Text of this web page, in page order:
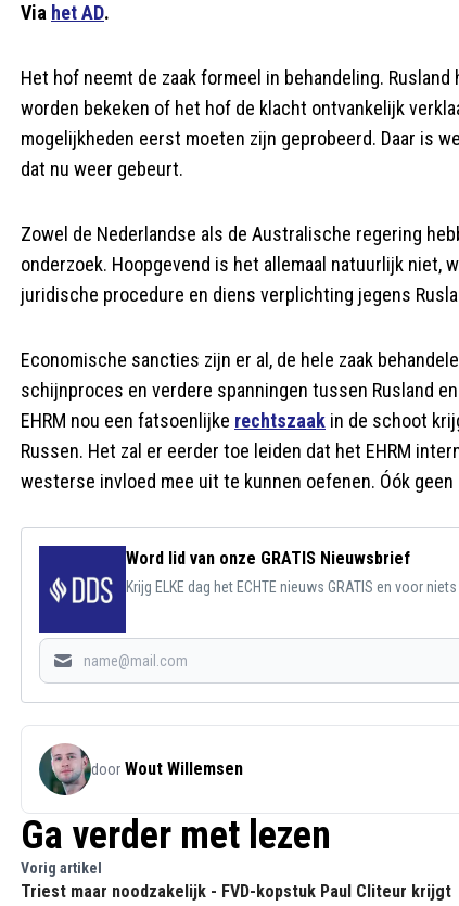
Via het AD.
Het hof neemt de zaak formeel in behandeling.
worden bekeken of het hof de klacht ontvankelijk
mogelijkheden eerst moeten zijn geprobeerd. Daar is
dat nu weer gebeurt.
Zowel de Nederlandse als de Australische regering
onderzoek. Hoopgevend is het allemaal natuurlijk niet,
juridische procedure en diens verplichting jegens
Economische sancties zijn er al, de hele zaak
schijnproces en verdere spanningen tussen Rusland
EHRM nou een fatsoenlijke rechtszaak in de schoot
Russen. Het zal er eerder toe leiden dat het EHRM
westerse invloed mee uit te kunnen oefenen. Óók
Word lid van onze GRATIS Nieuwsbrief
Krijg ELKE dag het ECHTE nieuws GRATIS en voor
door Wout Willemsen
Ga verder met lezen
Vorig artikel
Triest maar noodzakelijk - FVD-kopstuk Paul Cliteur krijgt